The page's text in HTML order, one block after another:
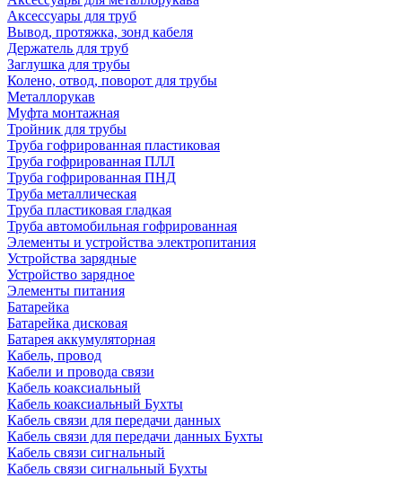
Аксессуары для труб
Вывод, протяжка, зонд кабеля
Держатель для труб
Заглушка для трубы
Колено, отвод, поворот для трубы
Металлорукав
Муфта монтажная
Тройник для трубы
Труба гофрированная пластиковая
Труба гофрированная ПЛЛ
Труба гофрированная ПНД
Труба металлическая
Труба пластиковая гладкая
Труба автомобильная гофрированная
Элементы и устройства электропитания
Устройства зарядные
Устройство зарядное
Элементы питания
Батарейка
Батарейка дисковая
Батарея аккумуляторная
Кабель, провод
Кабели и провода связи
Кабель коаксиальный
Кабель коаксиальный Бухты
Кабель связи для передачи данных
Кабель связи для передачи данных Бухты
Кабель связи сигнальный
Кабель связи сигнальный Бухты